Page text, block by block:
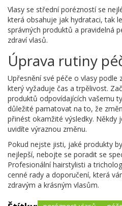
Vlasy se střední porézností se
která obsahuje jak hydrataci, tak
správných produktů a pravidelná
zdraví vlasů.
Úprava rutiny
Upřesnění své péče o vlasy
který vyžaduje čas a trpělivost.
produktů odpovídajících vašemu
důležité pamatovat na to, že
přinést okamžité výsledky. Někdy
uvidíte výraznou změnu.
Pokud nejste jisti, jaké produkty
nejlepší, nebojte se poradit se
Profesionální hairstylisti a
cenné rady a doporučení, která
zdravým a krásným vlasům.